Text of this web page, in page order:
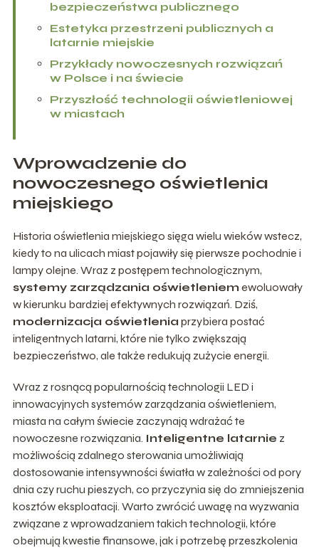
bezpieczeństwa publicznego
Estetyka przestrzeni publicznych a
latarnie miejskie
Przykłady nowoczesnych rozwiązań
w Polsce i na świecie
Przyszłość technologii oświetleniowej
w miastach
Wprowadzenie do
nowoczesnego oświetlenia
miejskiego
Historia oświetlenia miejskiego sięga wielu wieków wstecz,
kiedy to na ulicach miast pojawiły się pierwsze pochodnie i
lampy olejne. Wraz z postępem technologicznym,
systemy zarządzania oświetleniem ewoluowały
w kierunku bardziej efektywnych rozwiązań. Dziś,
modernizacja oświetlenia przybiera postać
inteligentnych latarni, które nie tylko zwiększają
bezpieczeństwo, ale także redukują zużycie energii.
Wraz z rosnącą popularnością technologii LED i
innowacyjnych systemów zarządzania oświetleniem,
miasta na całym świecie zaczynają wdrażać te
nowoczesne rozwiązania. Inteligentne latarnie z
możliwością zdalnego sterowania umożliwiają
dostosowanie intensywności światła w zależności od pory
dnia czy ruchu pieszych, co przyczynia się do zmniejszenia
kosztów eksploatacji. Warto zwrócić uwagę na wyzwania
związane z wprowadzaniem takich technologii, które
obejmują kwestie finansowe, jak i potrzebę przeszkolenia